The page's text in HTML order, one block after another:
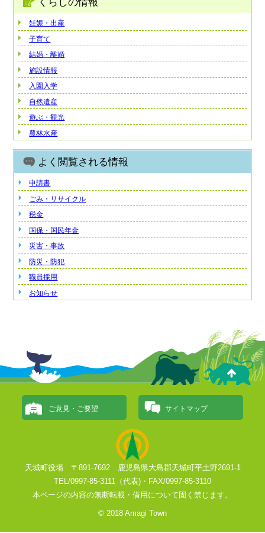
妊娠・出産
子育て
結婚・離婚
施設情報
入園入学
自然遺産
遊ぶ・観光
農林水産
よく閲覧される情報
申請書
ごみ・リサイクル
税金
国保・国民年金
災害・事故
防災・防犯
職員採用
お知らせ
ご意見・ご要望 サイトマップ
天城町役場 〒891-7692 鹿児島県大島郡天城町平土野2691-1
TEL/0997-85-3111（代表)・FAX/0997-85-3110
本ページの内容の無断転載・借用について固く禁じます。
© 2018 Amagi Town